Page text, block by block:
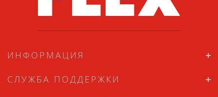
ИНФОРМАЦИЯ
СЛУЖБА ПОДДЕРЖКИ